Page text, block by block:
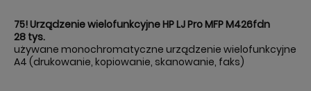
75! Urządzenie wielofunkcyjne HP LJ Pro MFP M426fdn
28 tys.
używane monochromatyczne urządzenie wielofunkcyjne
A4 (drukowanie, kopiowanie, skanowanie, faks)